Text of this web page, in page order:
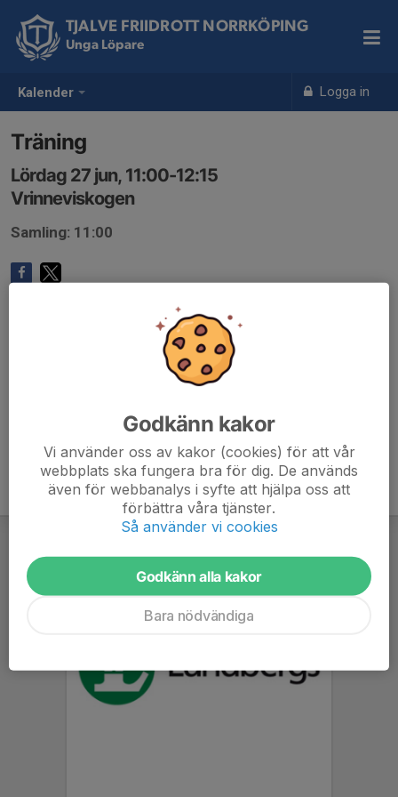
Kalender Logga in
TJALVE FRIIDROTT NORRKÖPING
Unga Löpare
Träning
Lördag 27 jun, 11:00-12:15
Vrinneviskogen
Samling: 11:00
Godkänn kakor
Vi använder oss av kakor (cookies) för att vår
webbplats ska fungera bra för dig. De används
även för webbanalys i syfte att hjälpa oss att
förbättra våra tjänster.
Så använder vi cookies
Godkänn alla kakor
Bara nödvändiga